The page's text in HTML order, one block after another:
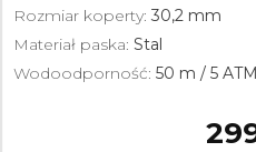
Rozmiar koperty: 30,2 mm
Materiał paska: Stal
Wodoodporność: 50 m / 5 ATM